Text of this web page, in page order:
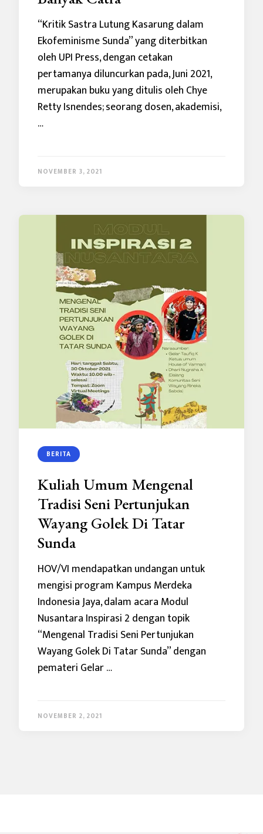
“Kritik Sastra Lutung Kasarung dalam
Ekofeminisme Sunda” yang diterbitkan
oleh UPI Press, dengan cetakan
pertamanya diluncurkan pada, Juni 2021,
merupakan buku yang ditulis oleh Chye
Retty Isnendes; seorang dosen, akademisi,
…
NOVEMBER 3, 2021
BERITA
Kuliah Umum Mengenal
Tradisi Seni Pertunjukan
Wayang Golek Di Tatar
Sunda
HOV/VI mendapatkan undangan untuk
mengisi program Kampus Merdeka
Indonesia Jaya, dalam acara Modul
Nusantara Inspirasi 2 dengan topik
“Mengenal Tradisi Seni Pertunjukan
Wayang Golek Di Tatar Sunda” dengan
pemateri Gelar …
NOVEMBER 2, 2021